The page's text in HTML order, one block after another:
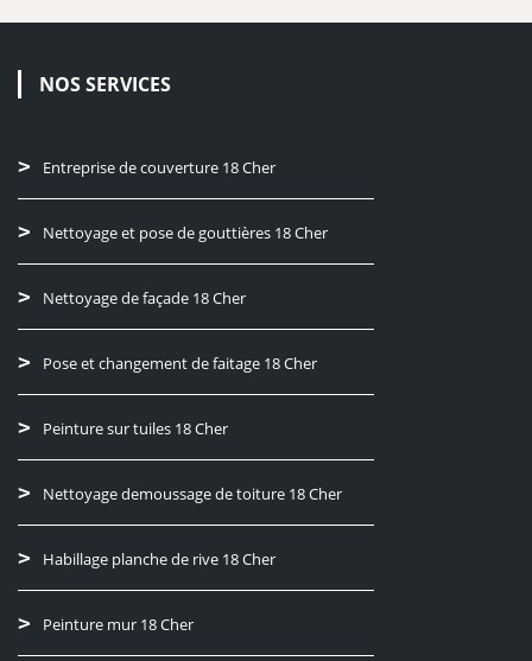
NOS SERVICES
Entreprise de couverture 18 Cher
Nettoyage et pose de gouttières 18 Cher
Nettoyage de façade 18 Cher
Pose et changement de faitage 18 Cher
Peinture sur tuiles 18 Cher
Nettoyage demoussage de toiture 18 Cher
Habillage planche de rive 18 Cher
Peinture mur 18 Cher